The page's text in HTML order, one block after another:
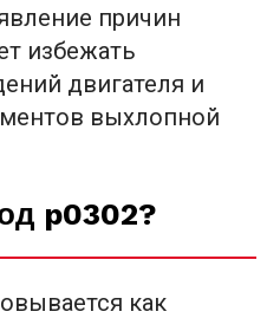
причин
избежать
двигателя и
выхлопной
p0302?
как